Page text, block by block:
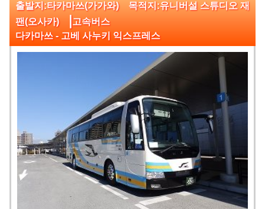
출발지:타카마쓰(가가와) 목적지:유니버설 스튜디오 재
팬(오사카) |고속버스
다카마쓰 - 고베 사누키 익스프레스